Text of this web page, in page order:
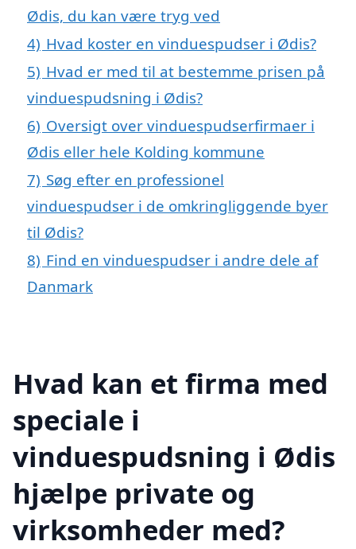
Ødis, du kan være tryg ved
4) Hvad koster en vinduespudser i Ødis?
5) Hvad er med til at bestemme prisen på
vinduespudsning i Ødis?
6) Oversigt over vinduespudserfirmaer i
Ødis eller hele Kolding kommune
7) Søg efter en professionel
vinduespudser i de omkringliggende byer
til Ødis?
8) Find en vinduespudser i andre dele af
Danmark
Hvad kan et firma med
speciale i
vinduespudsning i Ødis
hjælpe private og
virksomheder med?